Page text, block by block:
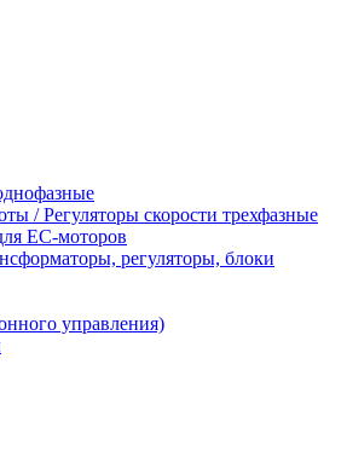
/ Регуляторы скорости трехфазные
ЕС-моторов
регуляторы, блоки
управления)